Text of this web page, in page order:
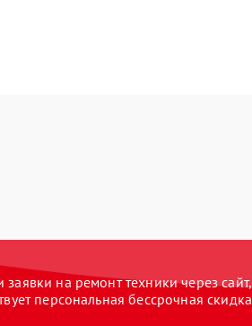
на ремонт техники через сайт,
персональная бессрочная скидка